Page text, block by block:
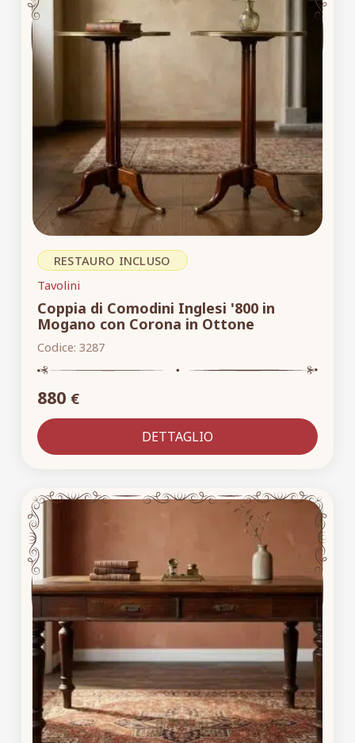
RESTAURO INCLUSO
Tavolini
Coppia di Comodini Inglesi '800 in
Mogano con Corona in Ottone
Codice: 3287
880 €
DETTAGLIO